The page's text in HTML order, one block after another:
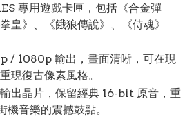
專用遊戲卡匣，包括《合金彈
皇》、《餓狼傳說》、《侍魂》
/ 1080p 輸出，畫面清晰，可在現
現復古像素風格。
出晶片，保留經典 16-bit 原音，重
機音樂的震撼鼓點。